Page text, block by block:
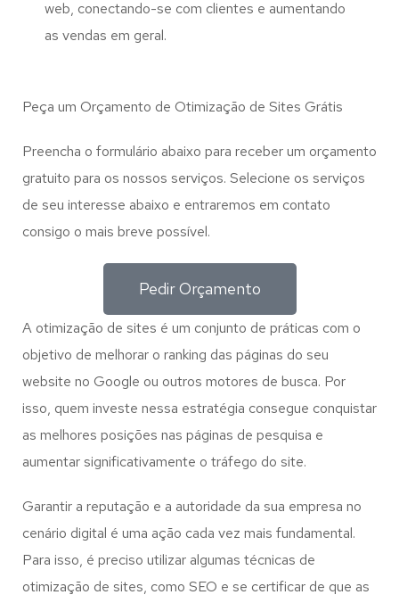
web, conectando-se com clientes e aumentando
as vendas em geral.
Peça um Orçamento de Otimização de Sites Grátis
Preencha o formulário abaixo para receber um orçamento
gratuito para os nossos serviços. Selecione os serviços
de seu interesse abaixo e entraremos em contato
consigo o mais breve possível.
Pedir Orçamento
A otimização de sites é um conjunto de práticas com o
objetivo de melhorar o ranking das páginas do seu
website no Google ou outros motores de busca. Por
isso, quem investe nessa estratégia consegue conquistar
as melhores posições nas páginas de pesquisa e
aumentar significativamente o tráfego do site.
Garantir a reputação e a autoridade da sua empresa no
cenário digital é uma ação cada vez mais fundamental.
Para isso, é preciso utilizar algumas técnicas de
otimização de sites, como SEO e se certificar de que as